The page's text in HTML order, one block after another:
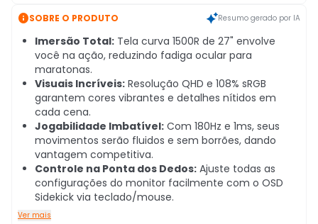
SOBRE O PRODUTO Resumo gerado por IA
Imersão Total: Tela curva 1500R de 27" envolve
você na ação, reduzindo fadiga ocular para
maratonas.
Visuais Incríveis: Resolução QHD e 108% sRGB
garantem cores vibrantes e detalhes nítidos em
cada cena.
Jogabilidade Imbatível: Com 180Hz e 1ms, seus
movimentos serão fluidos e sem borrões, dando
vantagem competitiva.
Controle na Ponta dos Dedos: Ajuste todas as
configurações do monitor facilmente com o OSD
Sidekick via teclado/mouse.
Ver mais